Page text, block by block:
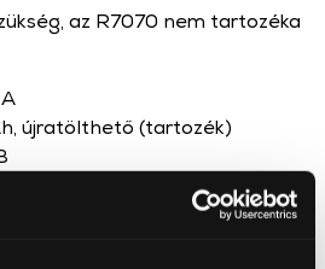
az R7070 nem tartozéka
újratölthető (tartozék)